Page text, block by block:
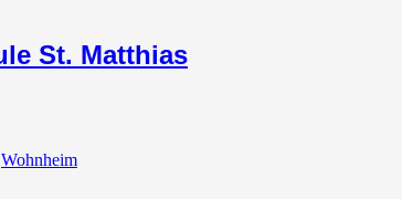
St. Matthias
Wohnheim